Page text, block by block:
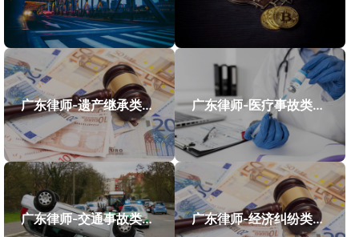
广东律师-遗产继承类案件案例 广东律师-医疗事故类案件案例
广东律师-交通事故类案件案例 广东律师-经济纠纷类案件案例